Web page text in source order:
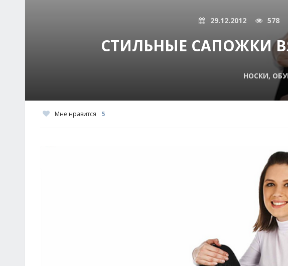
29.12.2012 578
СТИЛЬНЫЕ САПОЖКИ
НОСКИ,
Мне нравится 5